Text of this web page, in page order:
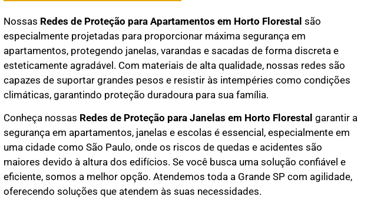
Nossas Redes de Proteção para Apartamentos em Horto Florestal são
especialmente projetadas para proporcionar máxima segurança em
apartamentos, protegendo janelas, varandas e sacadas de forma discreta e
esteticamente agradável. Com materiais de alta qualidade, nossas redes são
capazes de suportar grandes pesos e resistir às intempéries como condições
climáticas, garantindo proteção duradoura para sua família.
Conheça nossas Redes de Proteção para Janelas em Horto Florestal garantir a
segurança em apartamentos, janelas e escolas é essencial, especialmente em
uma cidade como São Paulo, onde os riscos de quedas e acidentes são
maiores devido à altura dos edifícios. Se você busca uma solução confiável e
eficiente, somos a melhor opção. Atendemos toda a Grande SP com agilidade,
oferecendo soluções que atendem às suas necessidades.